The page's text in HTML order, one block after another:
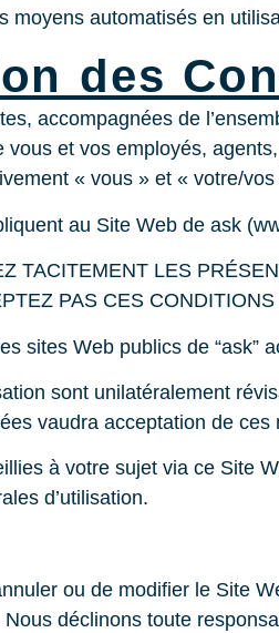
moyens automatisés en
des
accompagnées de
et vos employés,
« vous » et « votre/vos
au Site Web de ask
TACITEMENT LES
PAS CES
sites Web publics de “ask”
sont unilatéralement
vaudra acceptation de
à votre sujet via ce Site
d’utilisation.
ou de modifier le Site
déclinons toute